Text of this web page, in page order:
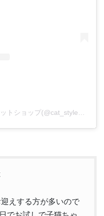
子猫専門店 キャットスタイル/ペットショップ(@cat_style_2021)がシェアした投稿
えする方が多いので